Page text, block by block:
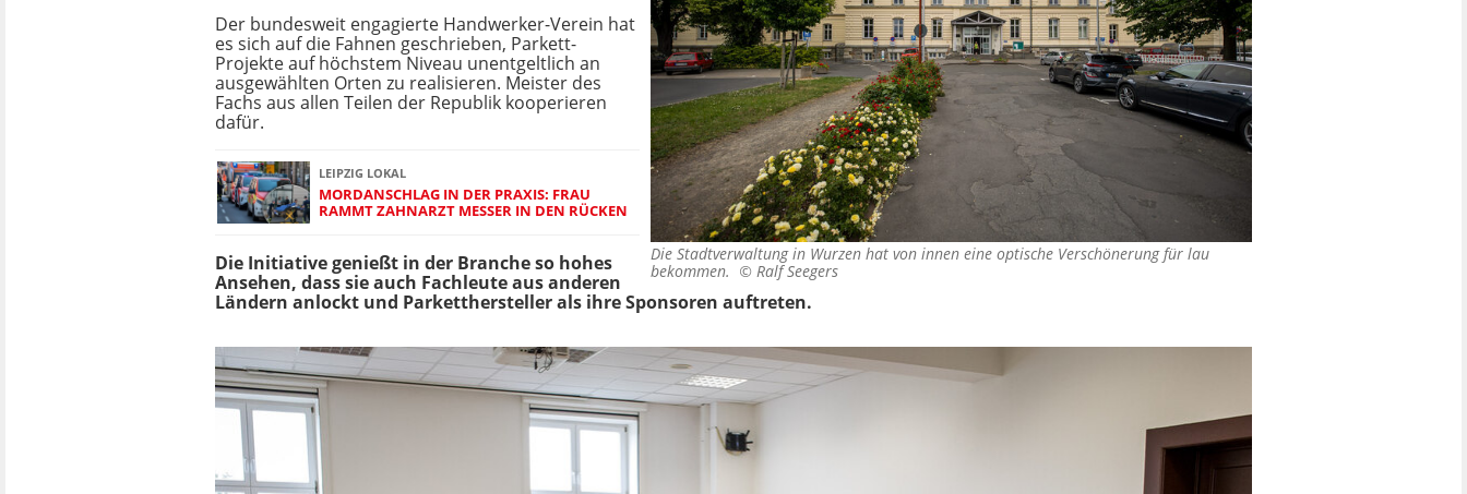
Die Stadtverwaltung in Wurzen hat von innen eine optische Verschönerung für lau
bekommen. © Ralf Seegers
Der bundesweit engagierte Handwerker-Verein hat
es sich auf die Fahnen geschrieben, Parkett-
Projekte auf höchstem Niveau unentgeltlich an
ausgewählten Orten zu realisieren. Meister des
Fachs aus allen Teilen der Republik kooperieren
dafür.
LEIPZIG LOKAL
MORDANSCHLAG IN DER PRAXIS: FRAU
RAMMT ZAHNARZT MESSER IN DEN RÜCKEN
Die Initiative genießt in der Branche so hohes
Ansehen, dass sie auch Fachleute aus anderen
Ländern anlockt und Parketthersteller als ihre Sponsoren auftreten.